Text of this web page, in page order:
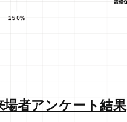
場者アンケート結果